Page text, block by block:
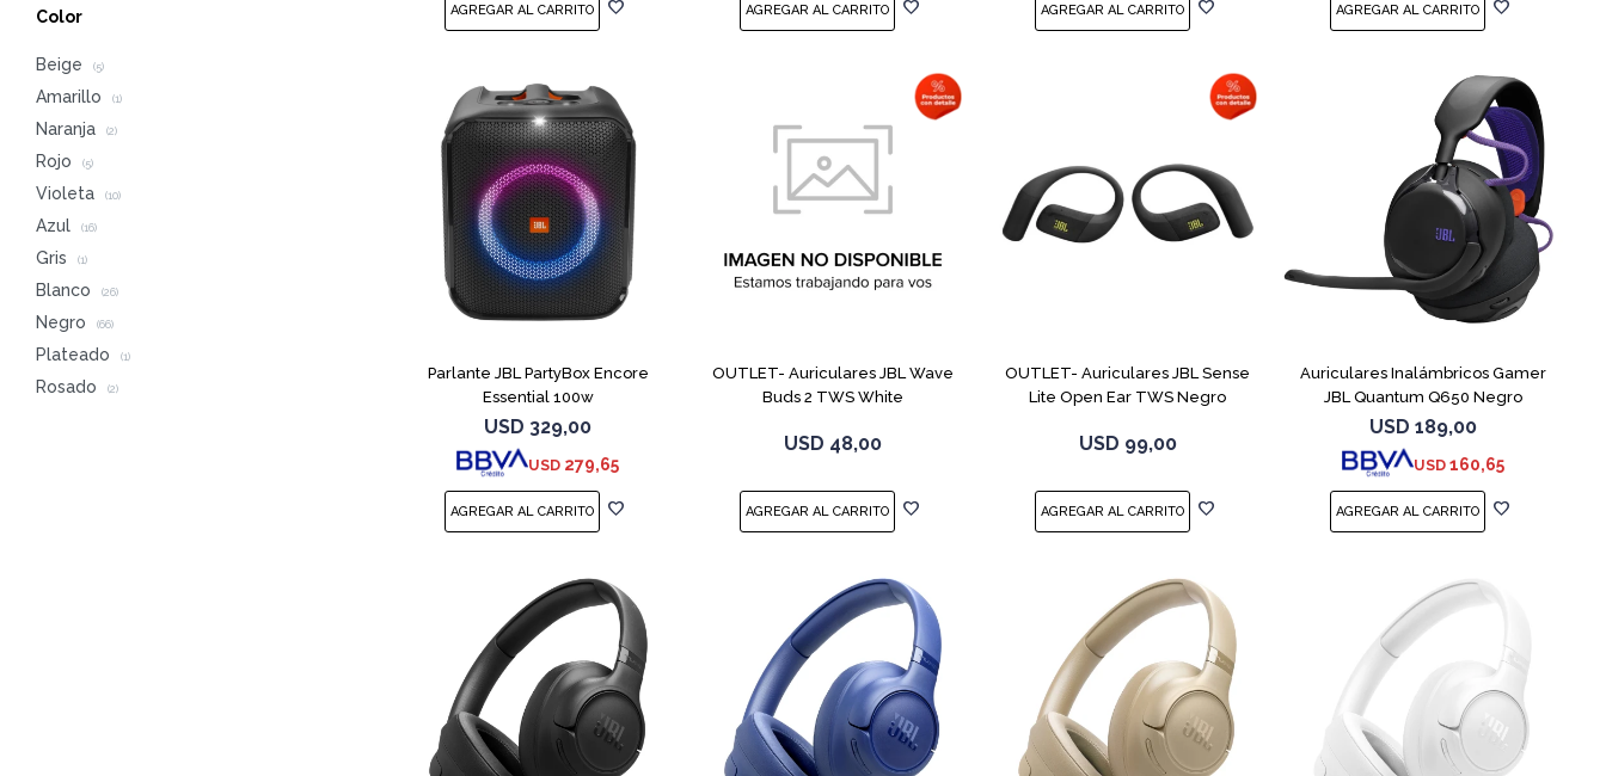
Parlante JBL PartyBox Encore
Essential 100w
USD 329,00
USD 279,65
OUTLET- Auriculares JBL Wave
Buds 2 TWS White
USD 48,00
OUTLET- Auriculares JBL Sense
Lite Open Ear TWS Negro
USD 99,00
Auriculares Inalámbricos Gamer
JBL Quantum Q650 Negro
USD 189,00
USD 160,65
Color
Beige (5)
Amarillo (1)
Naranja (2)
Rojo (5)
Violeta (10)
Azul (16)
Gris (1)
Blanco (26)
Negro (66)
Plateado (1)
Rosado (2)